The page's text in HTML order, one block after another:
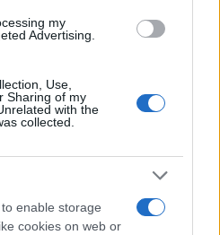
my
Advertising.
Use,
Sharing of my
with the
collected.
enable storage
cookies on web or